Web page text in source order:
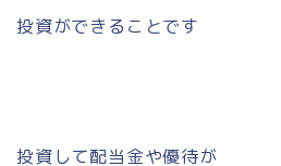
投資ができることです
投資して配当金や優待が